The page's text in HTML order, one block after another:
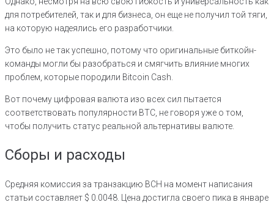
для потребителей, так и для бизнеса, он еще не получил той тяги,
на которую надеялись его разработчики.
Это было не так успешно, потому что оригинальные биткойн-
команды могли бы разобраться и смягчить влияние многих
проблем, которые породили Bitcoin Cash.
Вот почему цифровая валюта изо всех сил пытается
соответствовать популярности BTC, не говоря уже о том,
чтобы получить статус реальной альтернативы валюте.
Сборы и расходы
Средняя комиссия за транзакцию BCH на момент написания
статьи составляет $ 0.0048. Цена достигла своего пика в январе